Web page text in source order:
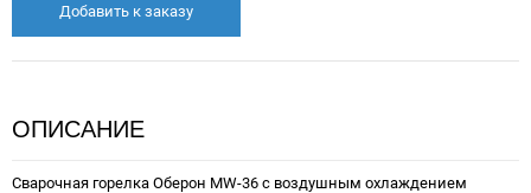
Добавить к заказу
ОПИСАНИЕ
Сварочная горелка Оберон MW-36 с воздушным охлаждением